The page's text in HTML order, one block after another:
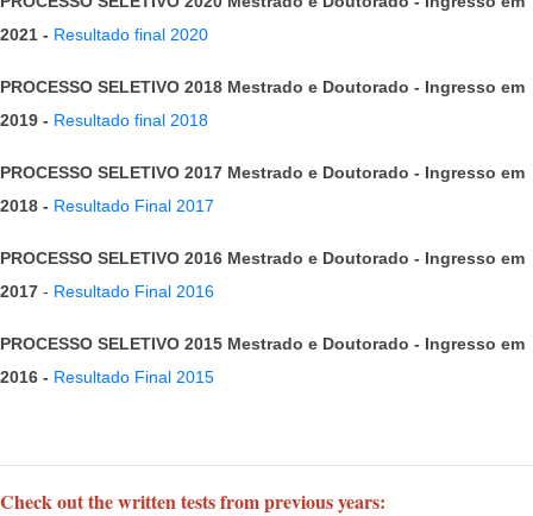
2021 - Resultado final 2020
PROCESSO SELETIVO 2018 Mestrado e Doutorado - Ingresso em
2019 - Resultado final 2018
PROCESSO SELETIVO 2017 Mestrado e Doutorado - Ingresso em
2018 - Resultado Final 2017
PROCESSO SELETIVO 2016 Mestrado e Doutorado - Ingresso em
2017 - Resultado Final 2016
PROCESSO SELETIVO 2015 Mestrado e Doutorado - Ingresso em
2016 - Resultado Final 2015
Check out the written tests from previous years: